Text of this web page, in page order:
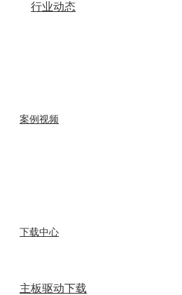
行业动态
案例视频
下载中心
主板驱动下载